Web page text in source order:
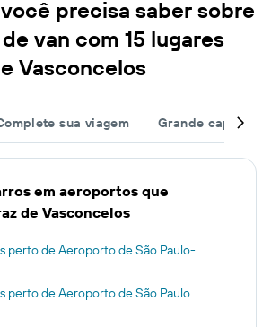
precisa saber sobre
van com 15 lugares
Vasconcelos
sua viagem Grande
em aeroportos que
de Vasconcelos
perto de Aeroporto de São Paulo-
perto de Aeroporto de São Paulo